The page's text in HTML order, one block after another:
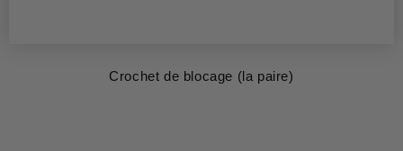
Crochet de blocage (la paire)